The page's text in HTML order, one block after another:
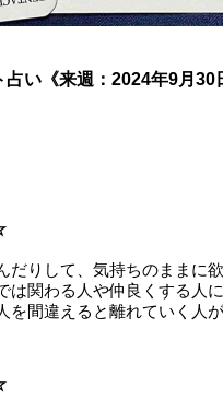
占い《来週：2024年9月
だりして、気持ちのままに
は関わる人や仲良くする人
を間違えると離れていく人が